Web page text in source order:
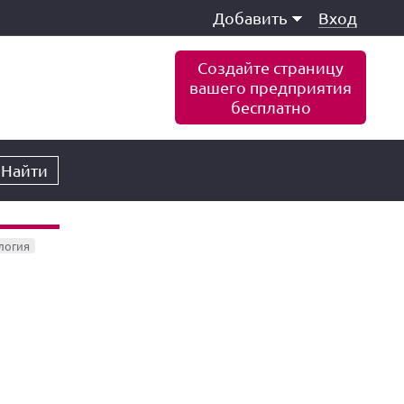
Добавить Вход
Создайте страницу
вашего предприятия
бесплатно
Найти